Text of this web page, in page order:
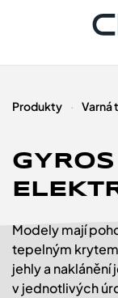
Produkty Varná
Modely mají
tepelným
jehly a
v jednotlivých